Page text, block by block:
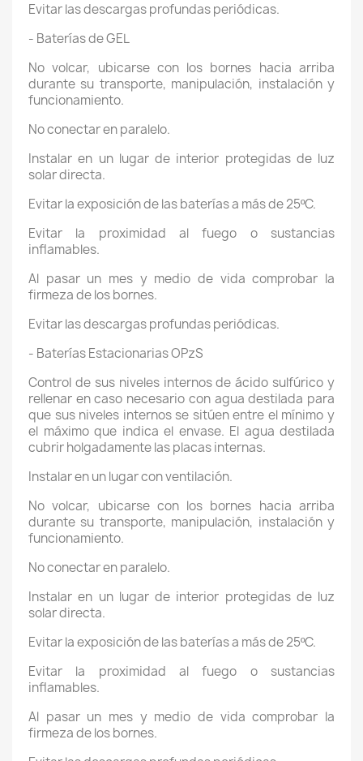
Evitar las descargas profundas periódicas.
- Baterías de GEL
No volcar, ubicarse con los bornes hacia arriba
durante su transporte, manipulación, instalación y
funcionamiento.
No conectar en paralelo.
Instalar en un lugar de interior protegidas de luz
solar directa.
Evitar la exposición de las baterías a más de 25ºC.
Evitar la proximidad al fuego o sustancias
inflamables.
Al pasar un mes y medio de vida comprobar la
firmeza de los bornes.
Evitar las descargas profundas periódicas.
- Baterías Estacionarias OPzS
Control de sus niveles internos de ácido sulfúrico y
rellenar en caso necesario con agua destilada para
que sus niveles internos se sitúen entre el mínimo y
el máximo que indica el envase. El agua destilada
cubrir holgadamente las placas internas.
Instalar en un lugar con ventilación.
No volcar, ubicarse con los bornes hacia arriba
durante su transporte, manipulación, instalación y
funcionamiento.
No conectar en paralelo.
Instalar en un lugar de interior protegidas de luz
solar directa.
Evitar la exposición de las baterías a más de 25ºC.
Evitar la proximidad al fuego o sustancias
inflamables.
Al pasar un mes y medio de vida comprobar la
firmeza de los bornes.